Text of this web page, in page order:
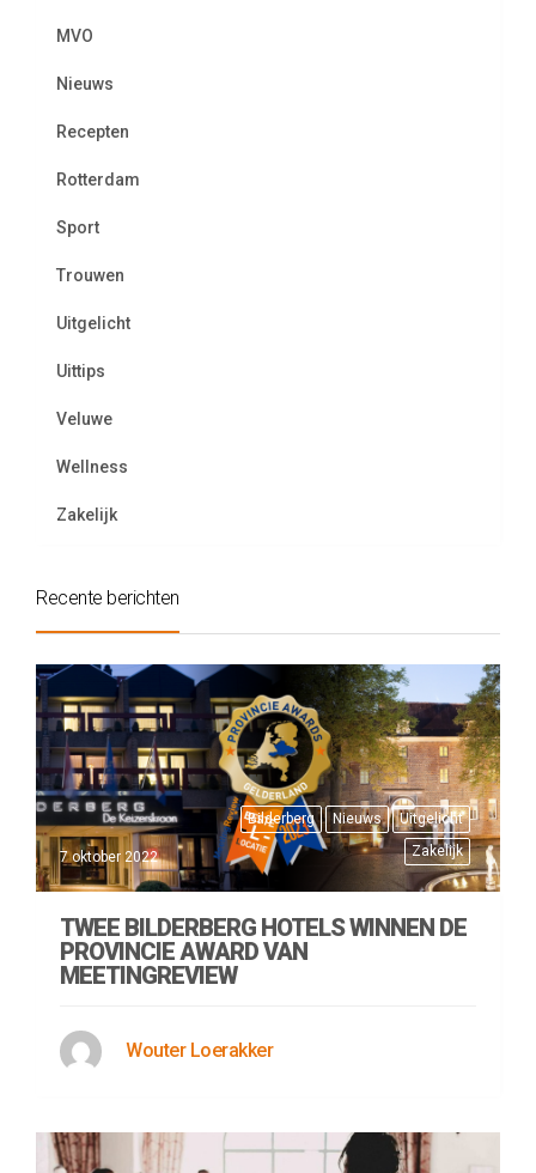
MVO
Nieuws
Recepten
Rotterdam
Sport
Trouwen
Uitgelicht
Uittips
Veluwe
Wellness
Zakelijk
Recente berichten
Bilderberg Nieuws
Uitgelicht
Zakelijk
7 oktober 2022
TWEE BILDERBERG HOTELS WINNEN DE
PROVINCIE AWARD VAN
MEETINGREVIEW
Wouter Loerakker